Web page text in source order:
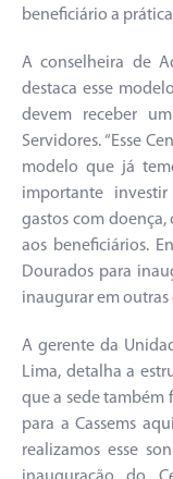
beneficiário a
A conselheira de
destaca esse
devem receber
Servidores. “Esse
modelo que já
importante
gastos com
aos beneficiários.
Dourados para
inaugurar em outras
A gerente da
Lima, detalha a
que a sede também
para a Cassems
realizamos esse